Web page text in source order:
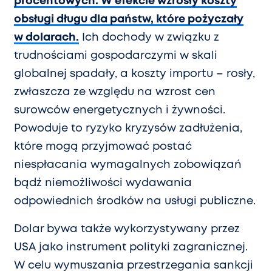
obsługi długu dla państw, które pożyczały
w dolarach. Ich dochody w związku z
trudnościami gospodarczymi w skali
globalnej spadały, a koszty importu – rosły,
zwłaszcza ze względu na wzrost cen
surowców energetycznych i żywności.
Powoduje to ryzyko kryzysów zadłużenia,
które mogą przyjmować postać
niespłacania wymagalnych zobowiązań
bądź niemożliwości wydawania
odpowiednich środków na usługi publiczne.
Dolar bywa także wykorzystywany przez
USA jako instrument polityki zagranicznej.
W celu wymuszania przestrzegania sankcji